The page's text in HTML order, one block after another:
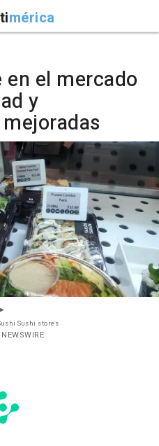
mérica
en el mercado
y
Sushi stores